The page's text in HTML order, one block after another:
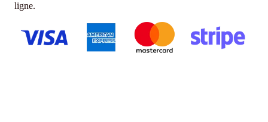
ligne.